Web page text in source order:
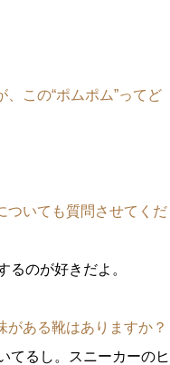
この“ポムポム”ってど
いても質問させてくだ
のが好きだよ。
ある靴はありますか？
てるし。スニーカーのヒ